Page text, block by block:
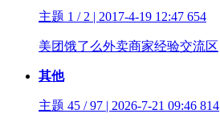
主题 1 / 2 | 2017-4-19 12:47 654
美团饿了么外卖商家经验交流区
其他
主题 45 / 97 | 2026-7-21 09:46 814